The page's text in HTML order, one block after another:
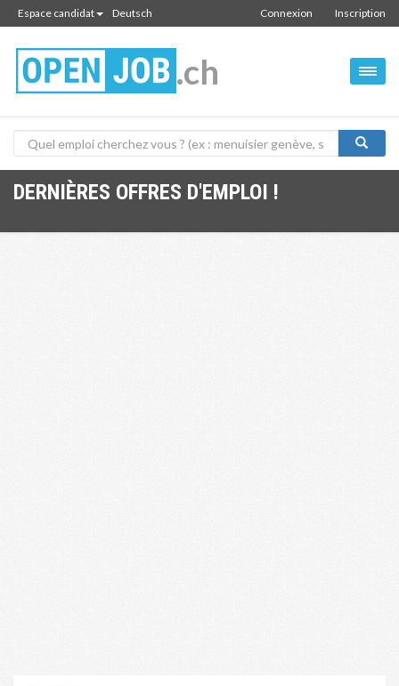
Espace candidat Deutsch Inscription
Connexion
.ch
DERNIÈRES OFFRES D'EMPLOI !